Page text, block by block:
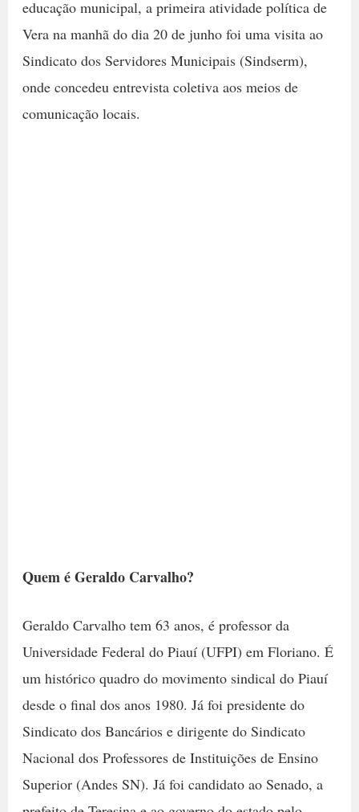
educação municipal, a primeira atividade política de
Vera na manhã do dia 20 de junho foi uma visita ao
Sindicato dos Servidores Municipais (Sindserm),
onde concedeu entrevista coletiva aos meios de
comunicação locais.
Quem é Geraldo Carvalho?
Geraldo Carvalho tem 63 anos, é professor da
Universidade Federal do Piauí (UFPI) em Floriano. É
um histórico quadro do movimento sindical do Piauí
desde o final dos anos 1980. Já foi presidente do
Sindicato dos Bancários e dirigente do Sindicato
Nacional dos Professores de Instituições de Ensino
Superior (Andes SN). Já foi candidato ao Senado, a